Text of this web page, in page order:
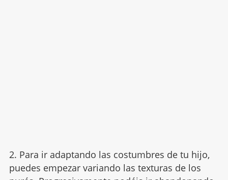
2. Para ir adaptando las costumbres de tu hijo,
puedes empezar variando las texturas de los